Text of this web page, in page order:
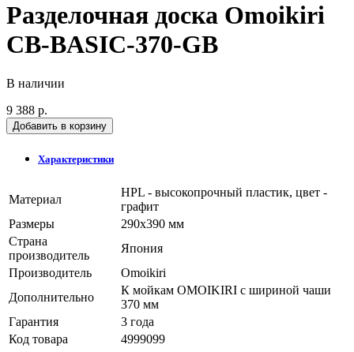
Разделочная доска Omoikiri
CB-BASIC-370-GB
В наличии
9 388 р.
Добавить в корзину
Характеристики
Материал
HPL - высокопрочный пластик, цвет -
графит
Размеры
290x390 мм
Страна
производитель
Япония
Производитель
Omoikiri
Дополнительно
К мойкам OMOIKIRI с шириной чаши
370 мм
Гарантия
3 года
Код товара
4999099